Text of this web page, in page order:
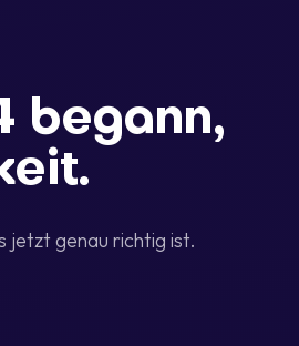
begann,
jetzt genau richtig ist.